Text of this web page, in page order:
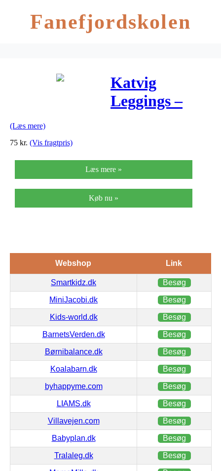
Fanefjordskolen
Katvig
Leggings –
(Læs mere)
75 kr. (Vis fragtpris)
Læs mere »
Køb nu »
Webshop Link
Smartkidz.dk Besøg
MiniJacobi.dk Besøg
Kids-world.dk Besøg
BarnetsVerden.dk Besøg
Børnibalance.dk Besøg
Koalabarn.dk Besøg
byhappyme.com Besøg
LIAMS.dk Besøg
Villavejen.com Besøg
Babyplan.dk Besøg
Tralaleg.dk Besøg